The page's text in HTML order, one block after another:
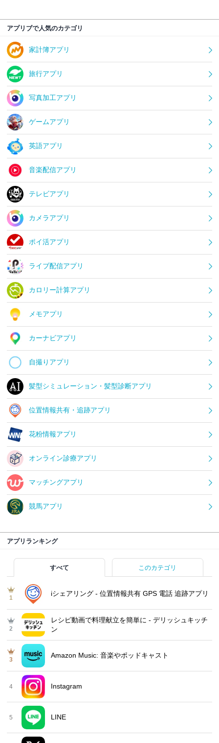
アプリブで人気のカテゴリ
家計簿アプリ
旅行アプリ
写真加工アプリ
ゲームアプリ
英語アプリ
音楽配信アプリ
テレビアプリ
カメラアプリ
ポイ活アプリ
ライブ配信アプリ
カロリー計算アプリ
メモアプリ
カーナビアプリ
自撮りアプリ
髪型シミュレーション・髪型診断アプリ
位置情報共有・追跡アプリ
花粉情報アプリ
オンライン診療アプリ
マッチングアプリ
競馬アプリ
アプリランキング
すべて このカテゴリ
1
iシェアリング - 位置情報共有 GPS 電話 追跡アプリ
2
レシピ動画で料理献立を簡単‪に - デリッシュキッチ
ン
3
Amazon Music: 音楽やポッドキャスト
4 Instagram
5 LINE